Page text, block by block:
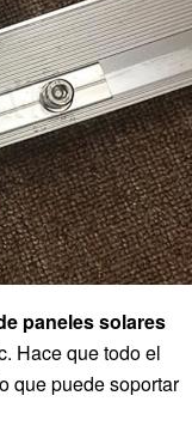
paneles solares
Hace que todo el
que puede soportar